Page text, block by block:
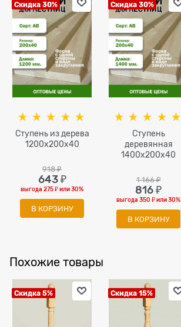
Скидка 30%
Ступень из дерева
1200x200x40
918 ₽
643 ₽
выгода275 ₽или30%
В КОРЗИНУ
Скидка 30%
Ступень
деревянная
1400x200x40
1 166 ₽
816 ₽
выгода350 ₽или30%
В КОРЗИНУ
Похожие товары
Скидка 5% Скидка 15%